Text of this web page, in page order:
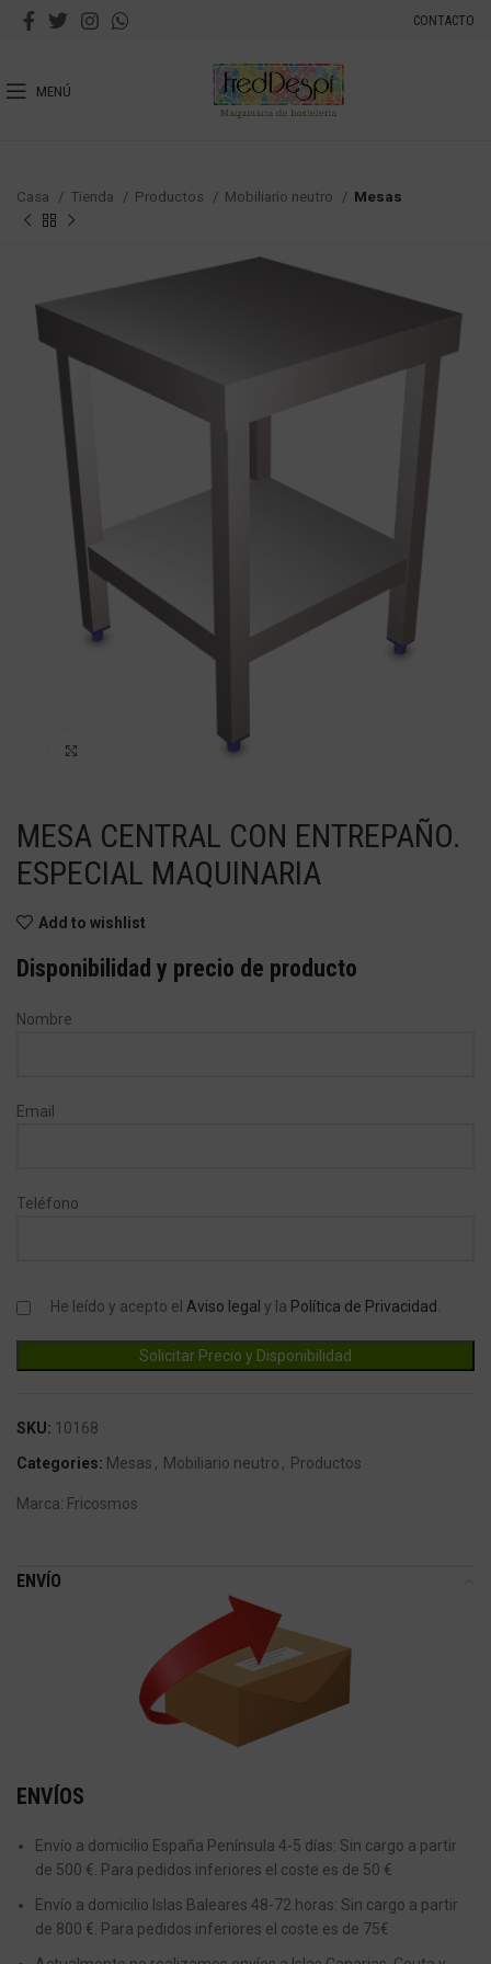
CONTACTO
MENÚ
Casa Tienda Productos Mobiliario neutro Mesas
Haga Click para agrandar
MESA CENTRAL CON ENTREPAÑO.
ESPECIAL MAQUINARIA
Add to wishlist
Disponibilidad y precio de producto
Nombre
Email
Teléfono
He leído y acepto el Aviso legal y la Política de Privacidad.
SKU: 10168
Categories: Mesas , Mobiliario neutro , Productos
Marca: Fricosmos
ENVÍO
ENVÍOS
Envío a domicilio España Península 4-5 días: Sin cargo a partir
de 500 €. Para pedidos inferiores el coste es de 50 €
Envío a domicilio Islas Baleares 48-72 horas: Sin cargo a partir
de 800 €. Para pedidos inferiores el coste es de 75€